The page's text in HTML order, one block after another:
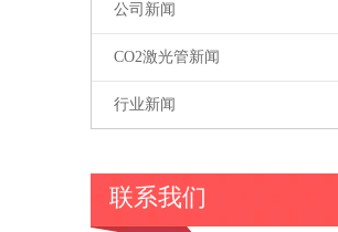
公司新闻
CO2激光管新闻
行业新闻
联系我们